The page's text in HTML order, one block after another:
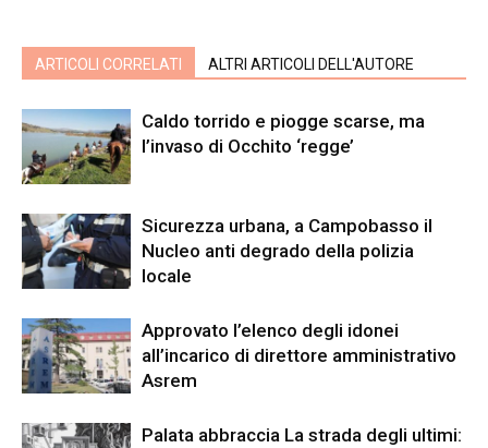
ARTICOLI CORRELATI ALTRI ARTICOLI DELL'AUTORE
Caldo torrido e piogge scarse, ma
l’invaso di Occhito ‘regge’
Sicurezza urbana, a Campobasso il
Nucleo anti degrado della polizia
locale
Approvato l’elenco degli idonei
all’incarico di direttore amministrativo
Asrem
Palata abbraccia La strada degli ultimi: